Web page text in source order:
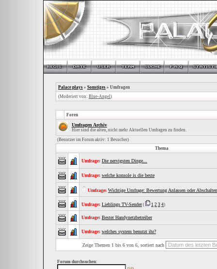
Palace plays » Sonstiges » Umfragen
(Moderiert von: Blue-Angel)
Foren
Umfragen Archiv
Hier sind die alten, nicht mehr Aktuellen Umfragen zu finden.
(Benutzer im Forum aktiv: 1 Besucher)
Thema
Umfrage: Die nervigsten Dinge...
Umfrage: welche konsole is die beste
Umfrage: Wichtige Umfrage: Bewertung Anlassen oder
Umfrage: Lieblings TV-Sender( 1 2 3 4)
Umfrage: Bester Handynetzbetreiber
Umfrage: welches system benutzt ihr?
Zeige Themen 1 bis 6 von 6, sortiert nach
Forum durchsuchen: